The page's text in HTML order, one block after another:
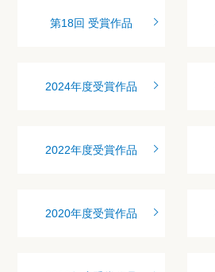
第18回 受賞作品
2024年度受賞作品
2022年度受賞作品
2020年度受賞作品